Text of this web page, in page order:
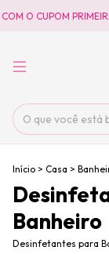
O CUPOM
Início > Casa >
Banheiro
Desinfetantes para